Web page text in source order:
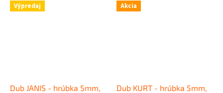
Výpredaj
Dub JANIS - hrúbka 5mm,
Akcia
Dub KURT - hrúbka 5mm,